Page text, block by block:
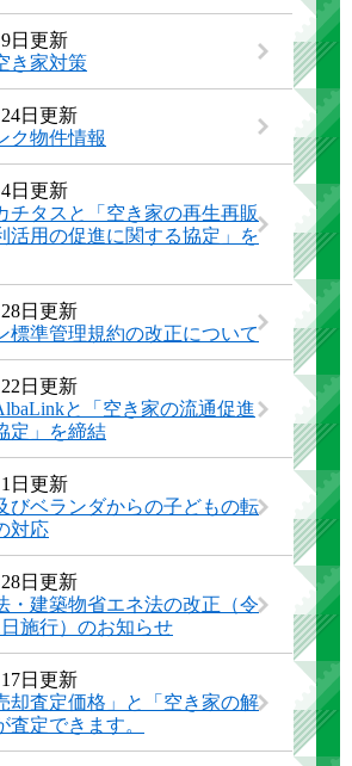
日更新
き家対策
日更新
ク物件情報
日更新
チタスと「空き家の再生再販
活用の促進に関する協定」を
日更新
標準管理規約の改正について
日更新
と「空き家の流通促進
定」を締結
日更新
びベランダからの子どもの転
対応
日更新
・建築物省エネ法の改正（令
施行）のお知らせ
日更新
却査定価格」と「空き家の解
査定できます。